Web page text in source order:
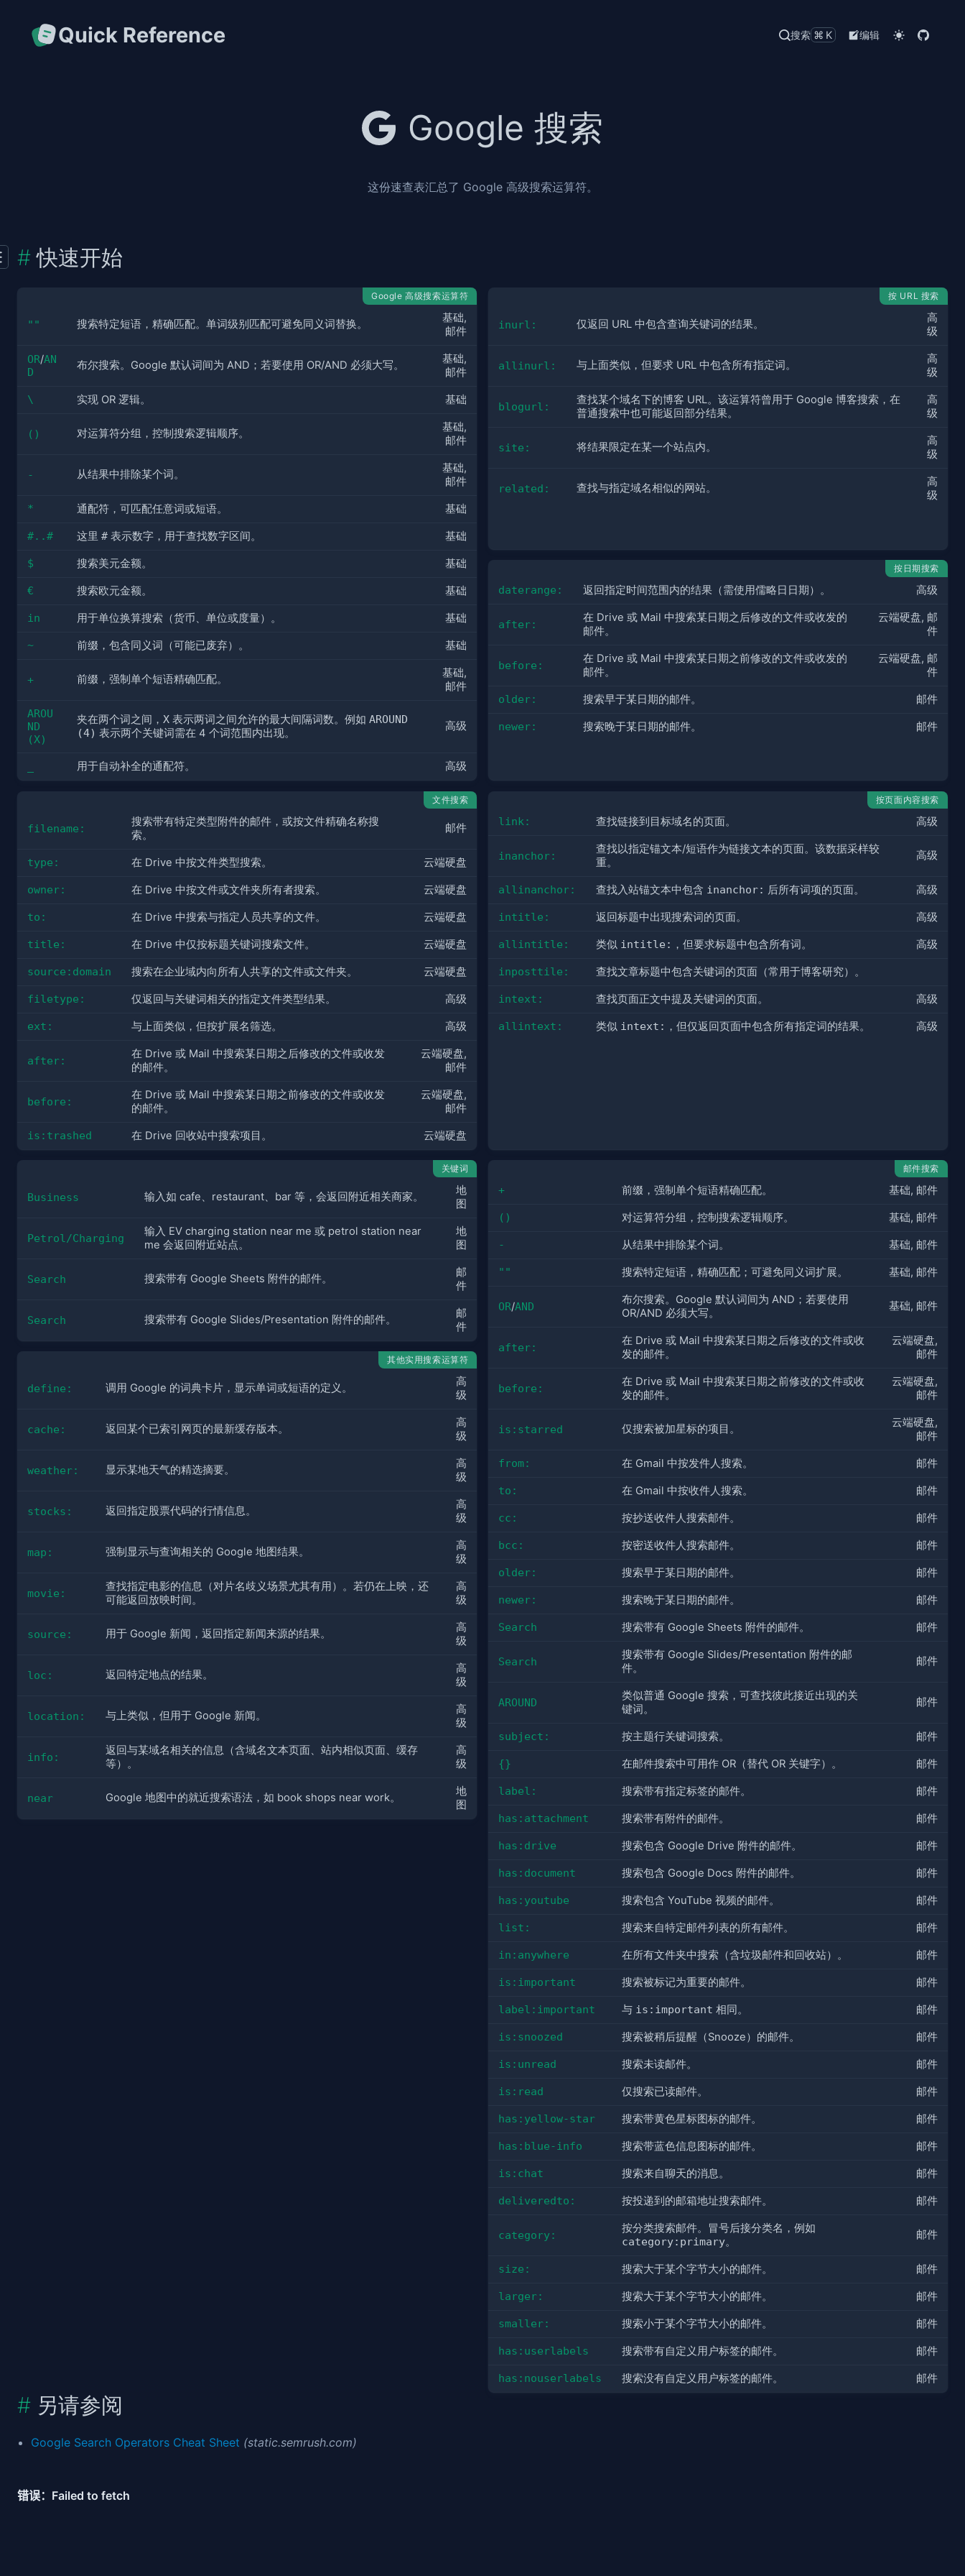
Quick Reference 搜索 ⌘K 编辑
Google 搜索
这份速查表汇总了 Google 高级搜索运算符。
快速开始
Google 高级搜索运算符
"" 搜索特定短语，精确匹配。单词级别匹配可避免同义词替换。
基础,
邮件
OR/AN
D
布尔搜索。Google 默认词间为 AND；若要使用 OR/AND 必须大写。
基础,
邮件
\ 实现 OR 逻辑。 基础
() 对运算符分组，控制搜索逻辑顺序。
基础,
邮件
- 从结果中排除某个词。
基础,
邮件
* 通配符，可匹配任意词或短语。 基础
#..# 这里 # 表示数字，用于查找数字区间。 基础
$ 搜索美元金额。 基础
€ 搜索欧元金额。 基础
in 用于单位换算搜索（货币、单位或度量）。 基础
~ 前缀，包含同义词（可能已废弃）。 基础
+ 前缀，强制单个短语精确匹配。
基础,
邮件
AROU
ND
(X)
夹在两个词之间， X 表示两词之间允许的最大间隔词数。例如 AROUND
(4) 表示两个关键词需在 4 个词范围内出现。
高级
用于自动补全的通配符。 高级
按 URL 搜索
inurl: 仅返回 URL 中包含查询关键词的结果。
高
级
allinurl: 与上面类似，但要求 URL 中包含所有指定词。
高
级
blogurl:
查找某个域名下的博客 URL。该运算符曾用于 Google 博客搜索，在
普通搜索中也可能返回部分结果。
高
级
site: 将结果限定在某一个站点内。
高
级
related: 查找与指定域名相似的网站。
高
级
按日期搜索
daterange: 返回指定时间范围内的结果（需使用儒略日日期）。 高级
after:
在 Drive 或 Mail 中搜索某日期之后修改的文件或收发的
邮件。
云端硬盘, 邮
件
before:
在 Drive 或 Mail 中搜索某日期之前修改的文件或收发的
邮件。
云端硬盘, 邮
件
older: 搜索早于某日期的邮件。 邮件
newer: 搜索晚于某日期的邮件。 邮件
文件搜索
filename:
搜索带有特定类型附件的邮件，或按文件精确名称搜
索。
邮件
type: 在 Drive 中按文件类型搜索。 云端硬盘
owner: 在 Drive 中按文件或文件夹所有者搜索。 云端硬盘
to: 在 Drive 中搜索与指定人员共享的文件。 云端硬盘
title: 在 Drive 中仅按标题关键词搜索文件。 云端硬盘
source:domain 搜索在企业域内向所有人共享的文件或文件夹。 云端硬盘
filetype: 仅返回与关键词相关的指定文件类型结果。 高级
ext: 与上面类似，但按扩展名筛选。 高级
after:
在 Drive 或 Mail 中搜索某日期之后修改的文件或收发
的邮件。
云端硬盘,
邮件
before:
在 Drive 或 Mail 中搜索某日期之前修改的文件或收发
的邮件。
云端硬盘,
邮件
is:trashed 在 Drive 回收站中搜索项目。 云端硬盘
按页面内容搜索
link: 查找链接到目标域名的页面。 高级
inanchor:
查找以指定锚文本/短语作为链接文本的页面。该数据采样较
重。
高级
allinanchor: 查找入站锚文本中包含 inanchor: 后所有词项的页面。 高级
intitle: 返回标题中出现搜索词的页面。 高级
allintitle: 类似 intitle: ，但要求标题中包含所有词。 高级
inposttile: 查找文章标题中包含关键词的页面（常用于博客研究）。
intext: 查找页面正文中提及关键词的页面。 高级
allintext: 类似 intext: ，但仅返回页面中包含所有指定词的结果。 高级
关键词
Business 输入如 cafe、restaurant、bar 等，会返回附近相关商家。
地
图
Petrol/Charging
输入 EV charging station near me 或 petrol station near
me 会返回附近站点。
地
图
Search 搜索带有 Google Sheets 附件的邮件。
邮
件
Search 搜索带有 Google Slides/Presentation 附件的邮件。
邮
件
邮件搜索
+ 前缀，强制单个短语精确匹配。 基础, 邮件
() 对运算符分组，控制搜索逻辑顺序。 基础, 邮件
- 从结果中排除某个词。 基础, 邮件
"" 搜索特定短语，精确匹配；可避免同义词扩展。 基础, 邮件
OR/AND
布尔搜索。Google 默认词间为 AND；若要使用
OR/AND 必须大写。
基础, 邮件
after:
在 Drive 或 Mail 中搜索某日期之后修改的文件或收
发的邮件。
云端硬盘,
邮件
before:
在 Drive 或 Mail 中搜索某日期之前修改的文件或收
发的邮件。
云端硬盘,
邮件
is:starred 仅搜索被加星标的项目。
云端硬盘,
邮件
from: 在 Gmail 中按发件人搜索。 邮件
to: 在 Gmail 中按收件人搜索。 邮件
cc: 按抄送收件人搜索邮件。 邮件
bcc: 按密送收件人搜索邮件。 邮件
older: 搜索早于某日期的邮件。 邮件
newer: 搜索晚于某日期的邮件。 邮件
Search 搜索带有 Google Sheets 附件的邮件。 邮件
Search
搜索带有 Google Slides/Presentation 附件的邮
件。
邮件
AROUND
类似普通 Google 搜索，可查找彼此接近出现的关
键词。
邮件
subject: 按主题行关键词搜索。 邮件
{} 在邮件搜索中可用作 OR（替代 OR 关键字）。 邮件
label: 搜索带有指定标签的邮件。 邮件
has:attachment 搜索带有附件的邮件。 邮件
has:drive 搜索包含 Google Drive 附件的邮件。 邮件
has:document 搜索包含 Google Docs 附件的邮件。 邮件
has:youtube 搜索包含 YouTube 视频的邮件。 邮件
list: 搜索来自特定邮件列表的所有邮件。 邮件
in:anywhere 在所有文件夹中搜索（含垃圾邮件和回收站）。 邮件
is:important 搜索被标记为重要的邮件。 邮件
label:important 与 is:important 相同。 邮件
is:snoozed 搜索被稍后提醒（Snooze）的邮件。 邮件
is:unread 搜索未读邮件。 邮件
is:read 仅搜索已读邮件。 邮件
has:yellow-star 搜索带黄色星标图标的邮件。 邮件
has:blue-info 搜索带蓝色信息图标的邮件。 邮件
is:chat 搜索来自聊天的消息。 邮件
deliveredto: 按投递到的邮箱地址搜索邮件。 邮件
category:
按分类搜索邮件。冒号后接分类名，例如
category:primary。
邮件
size: 搜索大于某个字节大小的邮件。 邮件
larger: 搜索大于某个字节大小的邮件。 邮件
smaller: 搜索小于某个字节大小的邮件。 邮件
has:userlabels 搜索带有自定义用户标签的邮件。 邮件
has:nouserlabels 搜索没有自定义用户标签的邮件。 邮件
其他实用搜索运算符
define: 调用 Google 的词典卡片，显示单词或短语的定义。
高
级
cache: 返回某个已索引网页的最新缓存版本。
高
级
weather: 显示某地天气的精选摘要。
高
级
stocks: 返回指定股票代码的行情信息。
高
级
map: 强制显示与查询相关的 Google 地图结果。
高
级
movie:
查找指定电影的信息（对片名歧义场景尤其有用）。若仍在上映，还
可能返回放映时间。
高
级
source: 用于 Google 新闻，返回指定新闻来源的结果。
高
级
loc: 返回特定地点的结果。
高
级
location: 与上类似，但用于 Google 新闻。
高
级
info:
返回与某域名相关的信息（含域名文本页面、站内相似页面、缓存
等）。
高
级
near Google 地图中的就近搜索语法，如 book shops near work。
地
图
另请参阅
Google Search Operators Cheat Sheet (static.semrush.com)